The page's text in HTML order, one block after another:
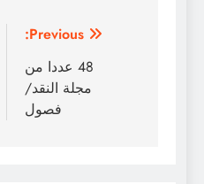
تصفّح
المقالات
Previous:
48 عددا من
مجلة النقد/
فصول